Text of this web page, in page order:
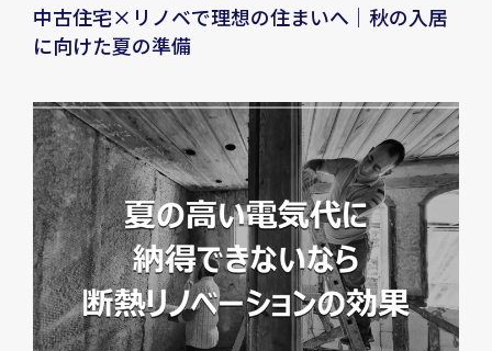
中古住宅×リノベで理想の住まいへ｜秋の入居
に向けた夏の準備